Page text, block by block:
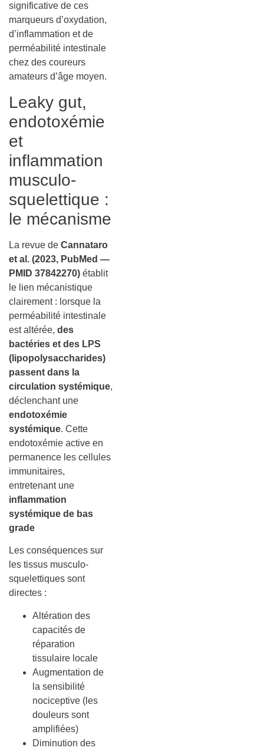
significative de ces
marqueurs d’oxydation,
d’inflammation et de
perméabilité intestinale
chez des coureurs
amateurs d’âge moyen.
Leaky gut,
endotoxémie
et
inflammation
musculo-
squelettique :
le mécanisme
La revue de Cannataro
et al. (2023, PubMed —
PMID 37842270) établit
le lien mécanistique
clairement : lorsque la
perméabilité intestinale
est altérée, des
bactéries et des LPS
(lipopolysaccharides)
passent dans la
circulation systémique,
déclenchant une
endotoxémie
systémique. Cette
endotoxémie active en
permanence les cellules
immunitaires,
entretenant une
inflammation
systémique de bas
grade
Les conséquences sur
les tissus musculo-
squelettiques sont
directes :
Altération des
capacités de
réparation
tissulaire locale
Augmentation de
la sensibilité
nociceptive (les
douleurs sont
amplifiées)
Diminution des